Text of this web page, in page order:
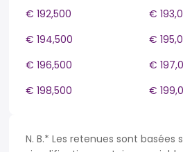
€ 192,500
€
€ 194,500
€
€ 196,500
€
€ 198,500
€
N. B.* Les retenues sont basées